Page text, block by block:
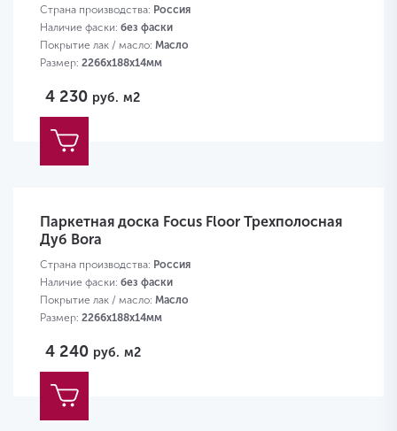
Страна производства: Россия
Наличие фаски: без фаски
Покрытие лак / масло: Масло
Размер: 2266х188х14мм
4 230 руб. м2
Паркетная доска Focus Floor Трехполосная
Дуб Bora
Страна производства: Россия
Наличие фаски: без фаски
Покрытие лак / масло: Масло
Размер: 2266х188х14мм
4 240 руб. м2